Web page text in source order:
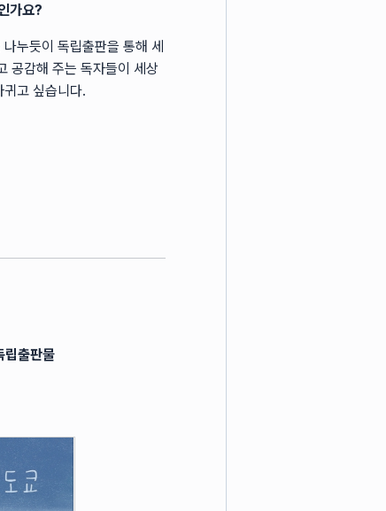
가요?
누듯이 독립출판을 통해 세
공감해 주는 독자들이 세상
고 싶습니다.
립출판물